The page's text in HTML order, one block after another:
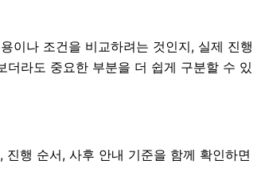
이나 조건을 비교하려는 것인지, 실제 진행
라도 중요한 부분을 더 쉽게 구분할 수 있
행 순서, 사후 안내 기준을 함께 확인하면